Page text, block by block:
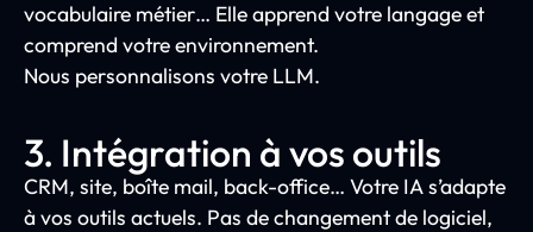
vocabulaire métier… Elle apprend votre langage et
comprend votre environnement.
Nous personnalisons votre LLM.
3. Intégration à vos outils
CRM, site, boîte mail, back-office… Votre IA s’adapte
à vos outils actuels. Pas de changement de logiciel,